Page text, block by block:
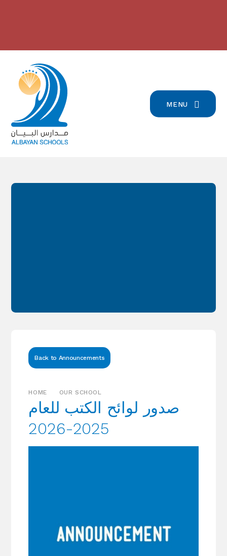
بيان تسجيل التلامذة القدامى والجدد
click here for more info
MENU
Back to Announcements
HOME OUR SCHOOL
صدور لوائح الكتب للعام
2025-2026